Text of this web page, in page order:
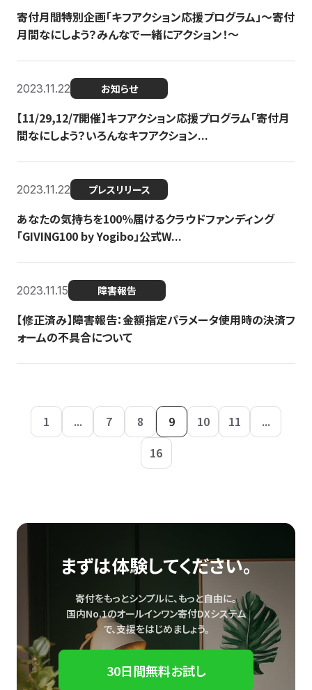
寄付月間特別企画「キフアクション応援プログラム」〜寄付
月間なにしよう？みんなで一緒にアクション！〜
2023.11.22 お知らせ
【11/29,12/7開催】キフアクション応援プログラム「寄付月
間なにしよう？いろんなキフアクション...
2023.11.22 プレスリリース
あなたの気持ちを100％届けるクラウドファンディング
「GIVING100 by Yogibo」公式W...
2023.11.15 障害報告
【修正済み】障害報告：金額指定パラメータ使用時の決済フ
ォームの不具合について
1 ... 7 8 9 10 11
...
16
まずは体験してください。
寄付をもっとシンプルに、もっと自由に。
国内No.1のオールインワン寄付DXシステム
で、支援をはじめましょう。
30日間無料お試し